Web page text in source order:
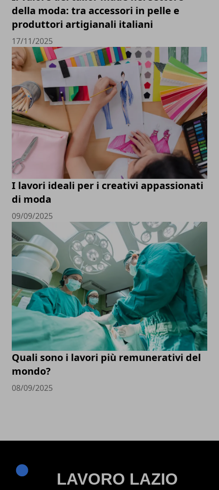
della moda: tra accessori in pelle e
produttori artigianali italiani
17/11/2025
I lavori ideali per i creativi appassionati
di moda
09/09/2025
Quali sono i lavori più remunerativi del
mondo?
08/09/2025